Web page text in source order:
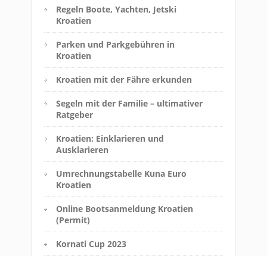
Regeln Boote, Yachten, Jetski
Kroatien
Parken und Parkgebühren in
Kroatien
Kroatien mit der Fähre erkunden
Segeln mit der Familie – ultimativer
Ratgeber
Kroatien: Einklarieren und
Ausklarieren
Umrechnungstabelle Kuna Euro
Kroatien
Online Bootsanmeldung Kroatien
(Permit)
Kornati Cup 2023